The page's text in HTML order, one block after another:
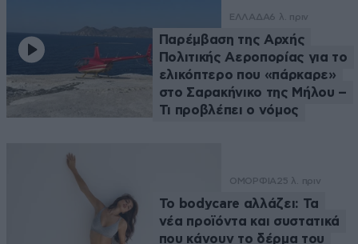
ΕΛΛΑΔΑ6 λ. πριν
Παρέμβαση της Αρχής
Πολιτικής Αεροπορίας για το
ελικόπτερο που «πάρκαρε»
στο Σαρακήνικο της Μήλου –
Τι προβλέπει ο νόμος
ΟΜΟΡΦΙΑ25 λ. πριν
Το bodycare αλλάζει: Τα
νέα προϊόντα και συστατικά
που κάνουν το δέρμα του